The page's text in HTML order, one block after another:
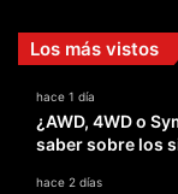
Los más vistos
hace 1 día
¿AWD, 4WD o
saber sobre los
hace 2 días